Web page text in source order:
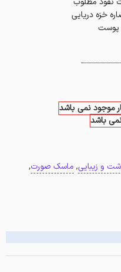
خزه دریایی
پوست
موجود نمی باشد
باشد
و زیبایی, ماسک صورت,